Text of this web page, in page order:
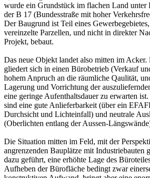
wurde ein Grundstück im flachen Land unter
der B 17 (Bundesstraße mit hoher
Der Baugrund ist Teil eines
vereinzelte Parzellen, und nicht in direkter
Projekt, bebaut.
Das neue Objekt landet also mitten im Acker.
gliedert sich in einen Bürobetrieb (Verkauf
hohem Anpruch an die räumliche Qaulität,
Lagerung und Vorrichtung der
eine geringe Aufenthaltsdauer zu erwarten
sind eine gute Anlieferbarkeit (über ein
Durchsicht und Lichteinfall) und neutrale
(Oberlichten entlang der Aussen-
Die Situation mitten im Feld, mit der
angrenzenden Bauplätze mit Industriebauten
dazu geführt, eine erhöhte Lage des
Aufheben der Bürofläche bedingt zwar